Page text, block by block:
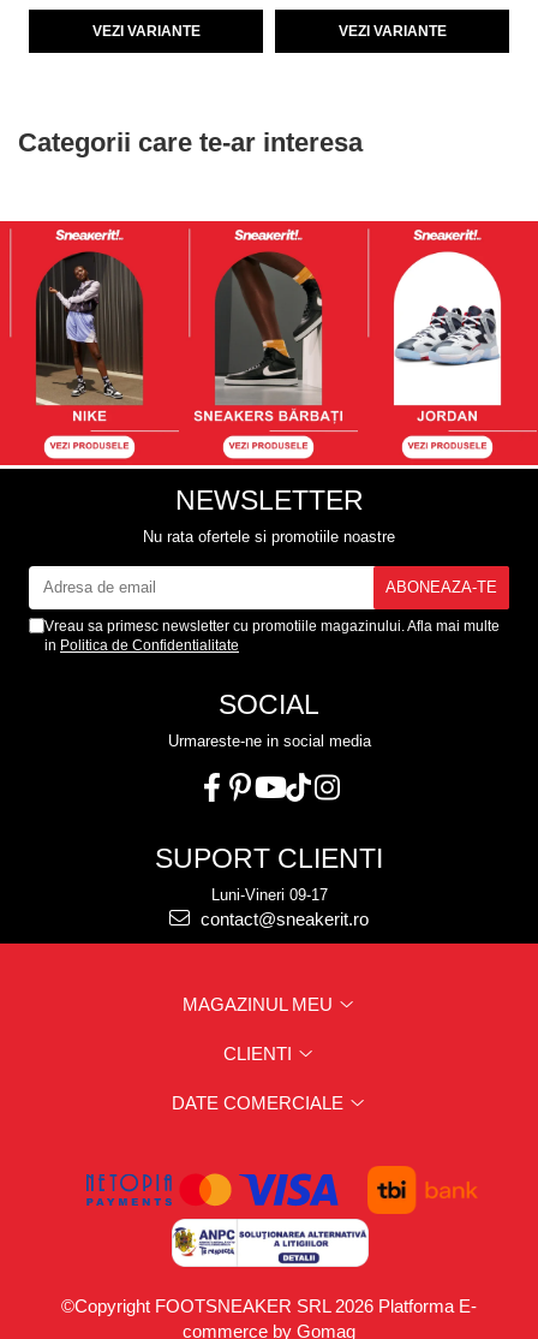
VEZI VARIANTE VEZI VARIANTE
Categorii care te-ar interesa
NEWSLETTER
Nu rata ofertele si promotiile noastre
Vreau sa primesc newsletter cu promotiile magazinului. Afla mai multe
in Politica de Confidentialitate
SOCIAL
Urmareste-ne in social media
SUPORT CLIENTI
Luni-Vineri 09-17
contact@sneakerit.ro
MAGAZINUL MEU
CLIENTI
DATE COMERCIALE
©Copyright FOOTSNEAKER SRL 2026 Platforma E-
commerce by Gomag